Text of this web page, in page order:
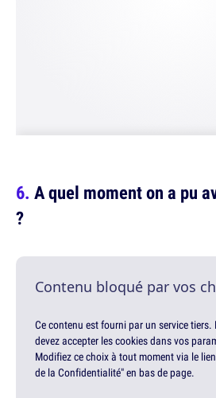
A quel moment on a pu
?
Contenu bloqué par vos
Ce contenu est fourni par un service
devez accepter les cookies dans vos
Modifiez ce choix à tout moment via le
de la Confidentialité" en bas de page.